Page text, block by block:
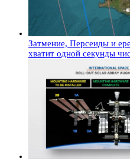
Затмение, Персеиды и
хватит одной секунды